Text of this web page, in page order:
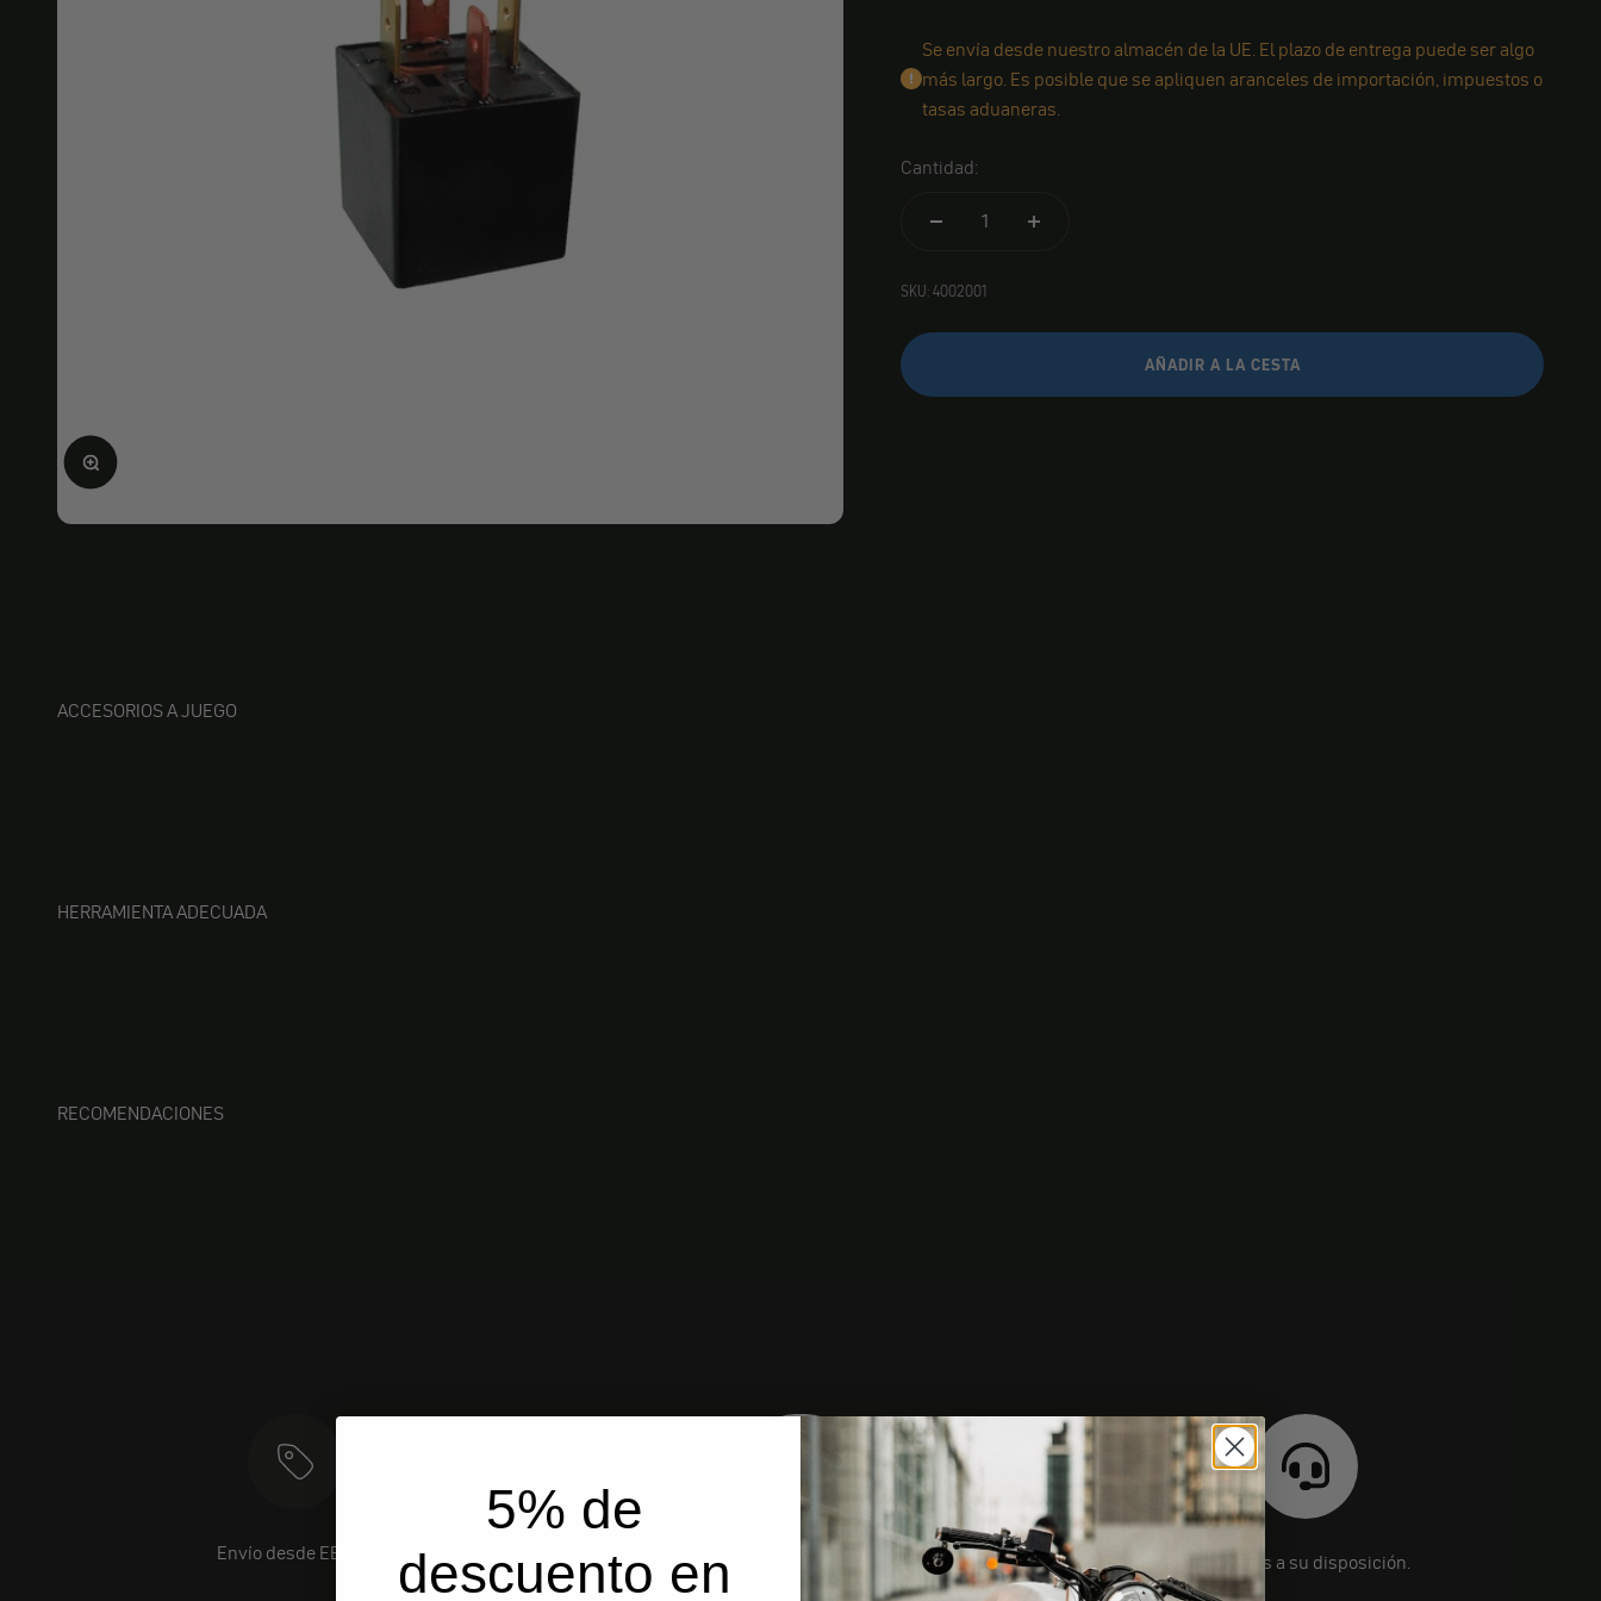
Ampliar la imagen
Se envía desde nuestro almacén de la UE. El plazo de entrega puede ser algo
más largo. Es posible que se apliquen aranceles de importación, impuestos o
tasas aduaneras.
Cantidad:
SKU: 4002001
AÑADIR A LA CESTA
ACCESORIOS A JUEGO
HERRAMIENTA ADECUADA
RECOMENDACIONES
Envío desde EE. UU. 14 días de prueba sin riesgo Estamos a su disposición.
5% de
descuento en